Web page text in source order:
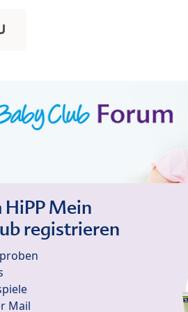
HiPP Mein
registrieren
Mail